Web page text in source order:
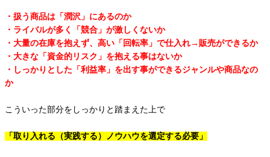
・扱う商品は「潤沢」にあるのか
・ライバルが多く「競合」が激しくないか
・大量の在庫を抱えず、高い「回転率」で仕入れ→販売ができるか
・大きな「資金的リスク」を抱える事はないか
・しっかりとした「利益率」を出す事ができるジャンルや商品なの
か
こういった部分をしっかりと踏まえた上で
「取り入れる（実践する）ノウハウを選定する必要」